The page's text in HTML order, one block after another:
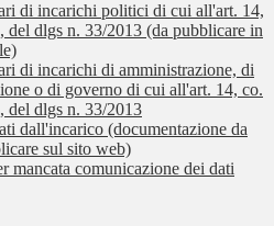
di incarichi politici di cui all'art. 14,
del dlgs n. 33/2013 (da pubblicare in
di incarichi di amministrazione, di
o di governo di cui all'art. 14, co.
del dlgs n. 33/2013
dall'incarico (documentazione da
sul sito web)
mancata comunicazione dei dati